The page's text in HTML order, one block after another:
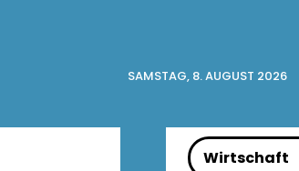
SAMSTAG, 8. AUGUST 2026
Wirtschaft